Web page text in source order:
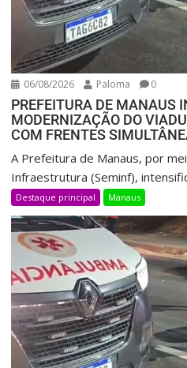
06/08/2026 Paloma 0
PREFEITURA DE MANAUS
MODERNIZAÇÃO DO
COM FRENTES
A Prefeitura de Manaus, por
Infraestrutura (Seminf),
Destaque principal Manaus